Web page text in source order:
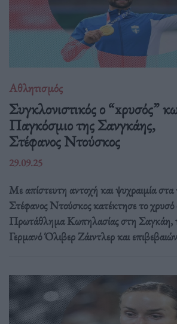
Αθλητισμός
Συγκλονιστικός ο “xρυσός”
Παγκόσμιο της Σανγκάης,
Στέφανος Ντούσκος
29.09.25
Με απίστευτη αντοχή και ψυχραιμία στα
Στέφανος Ντούσκος κατέκτησε το
Πρωτάθλημα Κωπηλασίας στη Σαγκάη,
Γερμανό Όλιβερ Ζάιντλερ και